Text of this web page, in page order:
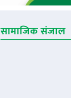
सामाजिक संजाल